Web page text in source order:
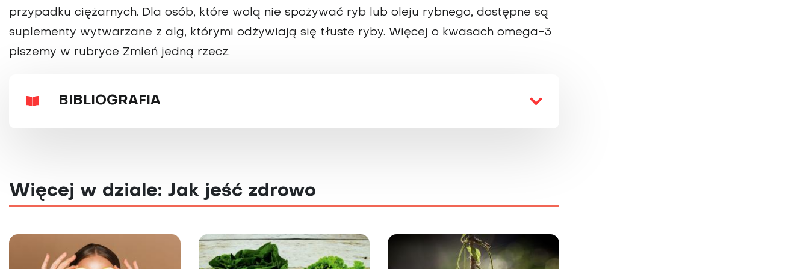
przypadku ciężarnych. Dla osób, które wolą nie spożywać ryb lub oleju rybnego, dostępne są
suplementy wytwarzane z alg, którymi odżywiają się tłuste ryby. Więcej o kwasach omega-3
piszemy w rubryce Zmień jedną rzecz.
BIBLIOGRAFIA
Więcej w dziale: Jak jeść zdrowo